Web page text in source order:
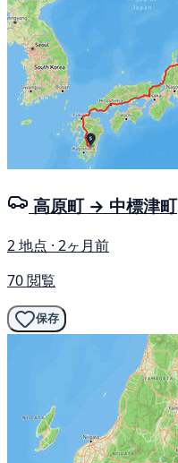
高原町 → 中標津町
2 地点 · 2ヶ月前
70 閲覧
保存